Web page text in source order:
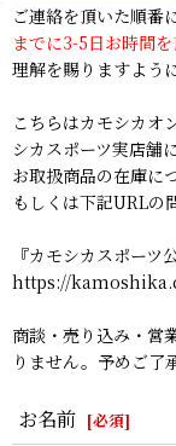
ご連絡を頂いた順番
までに3-5日お時間
理解を賜りますよう
こちらはカモシカオ
シカスポーツ実店舗
お取扱商品の在庫に
もしくは下記URLの
『カモシカスポーツ
https://
商談・売り込み・営
りません。予めご了
お名前 [必須]